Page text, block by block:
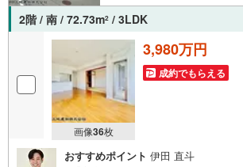
2階 / 南 / 72.73m2 / 3LDK
画像36枚
3,980万円
成約でもらえる
おすすめポイント 伊田 直斗